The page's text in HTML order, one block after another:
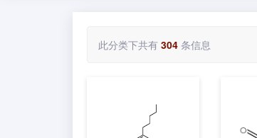
此分类下共有 304 条信息